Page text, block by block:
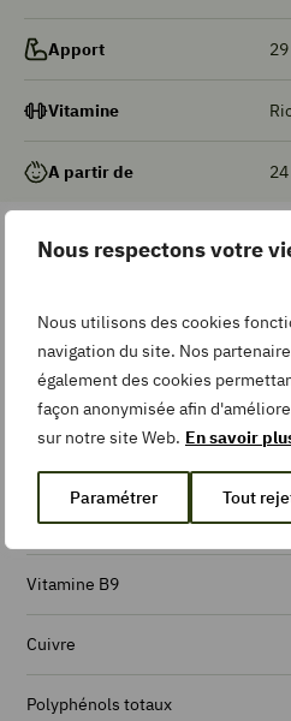
Nous respectons votre
Nous utilisons des cookies
navigation du site. Nos
également des cookies
façon anonymisée afin
sur notre site Web. En savoir
Paramétrer Tout
Apport
Vitamine
A partir de
La composition
de haricot
Eau
Fibres
Vitamine B9
Cuivre
Polyphénols totaux